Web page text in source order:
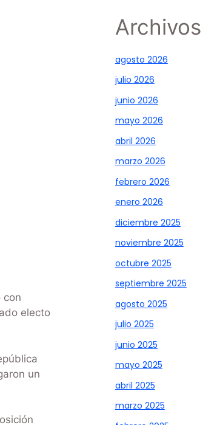
con
electo
un
Archivos
agosto 2026
julio 2026
junio 2026
mayo 2026
abril 2026
marzo 2026
febrero 2026
enero 2026
diciembre 2025
noviembre 2025
octubre 2025
septiembre 2025
agosto 2025
julio 2025
junio 2025
mayo 2025
abril 2025
marzo 2025